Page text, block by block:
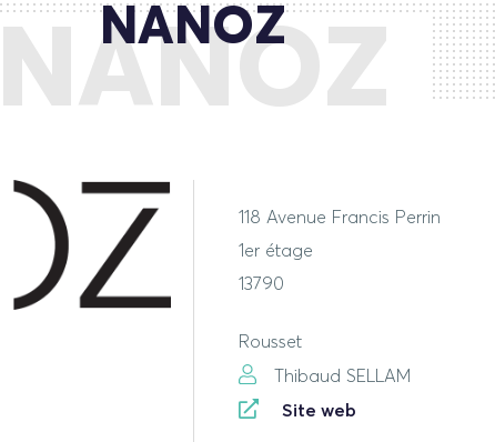
NANOZ
NANOZ
118 Avenue Francis Perrin
1er étage
13790
Rousset
Thibaud SELLAM
Site web